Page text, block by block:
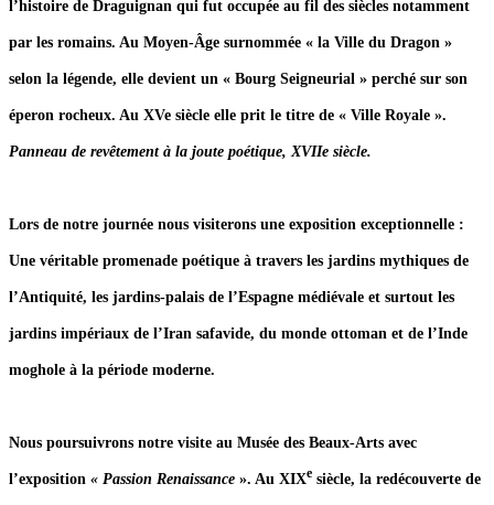
l’histoire de Draguignan qui fut occupée au fil des siècles notamment
par les romains. Au Moyen-Âge surnommée « la Ville du Dragon »
selon la légende, elle devient un « Bourg Seigneurial » perché sur son
éperon rocheux. Au XVe siècle elle prit le titre de « Ville Royale ».
Panneau de revêtement à la joute poétique, XVIIe siècle.
Lors de notre journée nous visiterons une exposition exceptionnelle :
Une véritable promenade poétique à travers les jardins mythiques de
l’Antiquité, les jardins-palais de l’Espagne médiévale et surtout les
jardins impériaux de l’Iran safavide, du monde ottoman et de l’Inde
moghole à la période moderne.
Nous poursuivrons notre visite au Musée des Beaux-Arts avec
l’exposition « Passion Renaissance ». Au XIXe siècle, la redécouverte de